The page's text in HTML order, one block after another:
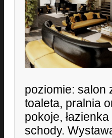
poziomie: salon
toaleta, pralnia
pokoje,
schody.